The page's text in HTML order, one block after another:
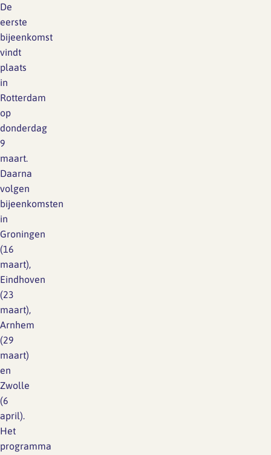
De
eerste
bijeenkomst
vindt
plaats
in
Rotterdam
op
donderdag
9
maart.
Daarna
volgen
bijeenkomsten
in
Groningen
(16
maart),
Eindhoven
(23
maart),
Arnhem
(29
maart)
en
Zwolle
(6
april).
Het
programma